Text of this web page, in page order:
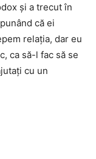
și a trecut în
că ei
relația, dar eu
ca să-l fac să se
cu un